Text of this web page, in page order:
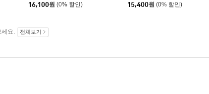
16,100원 (0% 할인)
15,400원 (0% 할인)
요. 전체보기